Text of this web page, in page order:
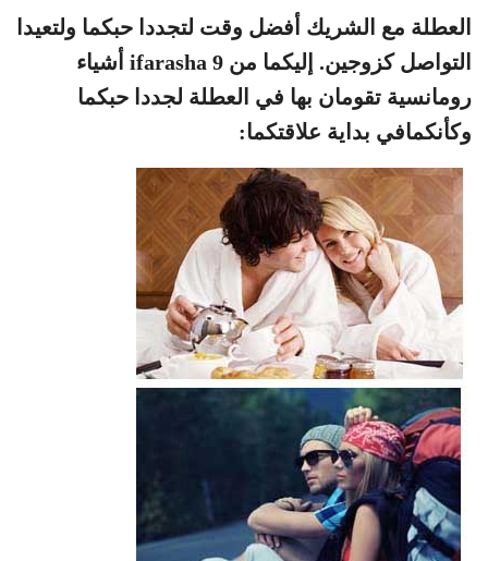
العطلة مع الشريك أفضل وقت لتجددا حبكما ولتعيدا
التواصل كزوجين. إليكما من ifarasha 9 أشياء
رومانسية تقومان بها في العطلة لجددا حبكما
وكأنكمافي بداية علاقتكما: